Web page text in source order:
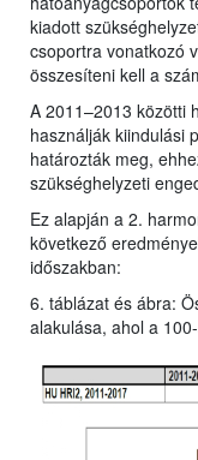
kiadott
csoportra vonatkozó
összesíteni kell a
A 2011–2013 közötti
használják kiindulási
határozták meg,
szükséghelyzeti
Ez alapján a 2.
következő
időszakban:
6. táblázat és ábra:
alakulása, ahol a